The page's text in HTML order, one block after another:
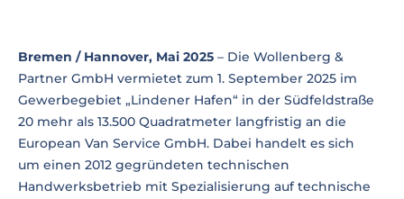
Bremen / Hannover, Mai 2025 – Die Wollenberg &
Partner GmbH vermietet zum 1. September 2025 im
Gewerbegebiet „Lindener Hafen“ in der Südfeldstraße
20 mehr als 13.500 Quadratmeter langfristig an die
European Van Service GmbH. Dabei handelt es sich
um einen 2012 gegründeten technischen
Handwerksbetrieb mit Spezialisierung auf technische